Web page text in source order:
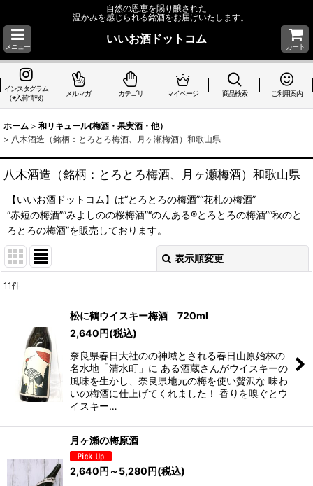
自然の恩恵を賜り醸された
温かみを感じられる銘酒をお届けいたします。
メニュー
いいお酒ドットコム
カート
インスタグラム
（※入荷情報）
メルマガ カテゴリ マイページ 商品検索 ご利用案内
ホーム > 和リキュール(梅酒・果実酒・他）
> 八木酒造（銘柄：とろとろ梅酒、月ヶ瀬梅酒）和歌山県
八木酒造（銘柄：とろとろ梅酒、月ヶ瀬梅酒）和歌山県
【いいお酒ドットコム】は“とろとろの梅酒”“花札の梅酒”
“赤短の梅酒”“みよしのの桜梅酒”“のんある®とろとろの梅酒”“秋のと
ろとろの梅酒”を販売しております。
表示順変更
並び順:
絞り込む
11件
松に鶴ウイスキー梅酒 720ml
2,640円(税込)
奈良県春日大社のの神域とされる春日山原始林の
名水地「清水町」に ある酒蔵さんがウイスキーの
風味を生かし、奈良県地元の梅を使い贅沢な 味わ
いの梅酒に仕上げてくれました！ 香りを嗅ぐとウ
イスキー…
月ヶ瀬の梅原酒
2,640円 ～5,280円(税込)